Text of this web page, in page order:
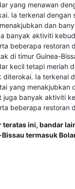
yang menawan
Ia terkenal dengan
dan
banyak aktiviti
beberapa restoran
di timur Guinea-
kecil tetapi meriah
diterokai. Ia terkenal
yang menakjubkan
juga banyak aktiviti
beberapa restoran
teratas ini, bandar
termasuk